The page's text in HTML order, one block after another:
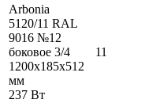
Arbonia
5120/11 RAL
9016 №12
боковое 3/4
1200x185x512
мм
237 Вт
11